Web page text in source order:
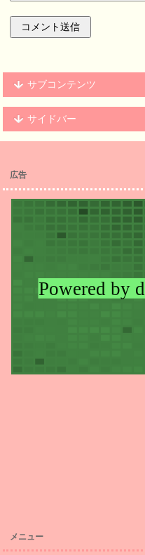
サブコンテンツ
サイドバー
広告
メニュー